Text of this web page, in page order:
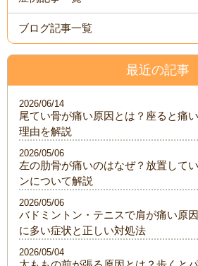
ブログ記事一覧
最近の記事
尾てい骨が痛い原因とは？座ると痛
理由を解説
2026/06/14
左の肋骨が痛いのはなぜ？放置して
ンについて解説
2026/05/06
バドミントン・テニスで肩が痛い原
に多い症状と正しい対処法
2026/05/06
2026/05/04